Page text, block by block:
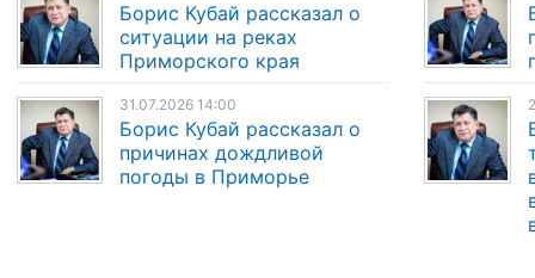
Борис Кубай рассказал о
ситуации на реках
Приморского края
31.07.2026 14:00
Борис Кубай рассказал о
причинах дождливой
погоды в Приморье